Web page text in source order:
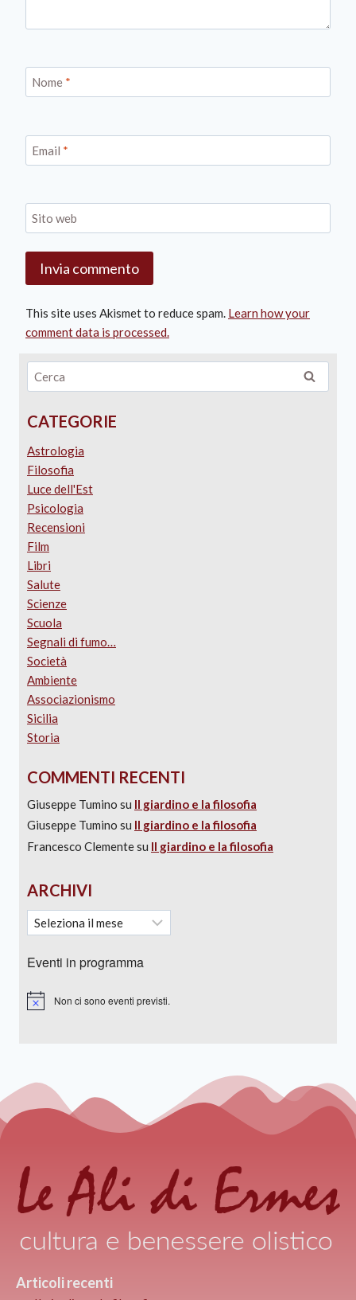
Nome *
Email *
Sito web
This site uses Akismet to reduce spam. Learn how your
comment data is processed.
CATEGORIE
Astrologia
Filosofia
Luce dell'Est
Psicologia
Recensioni
Film
Libri
Salute
Scienze
Scuola
Segnali di fumo…
Società
Ambiente
Associazionismo
Sicilia
Storia
COMMENTI RECENTI
Giuseppe Tumino su Il giardino e la filosofia
Giuseppe Tumino su Il giardino e la filosofia
Francesco Clementesu Il giardino e la filosofia
ARCHIVI
Eventi in programma
Notice Non ci sono eventi previsti.
Articoli recenti